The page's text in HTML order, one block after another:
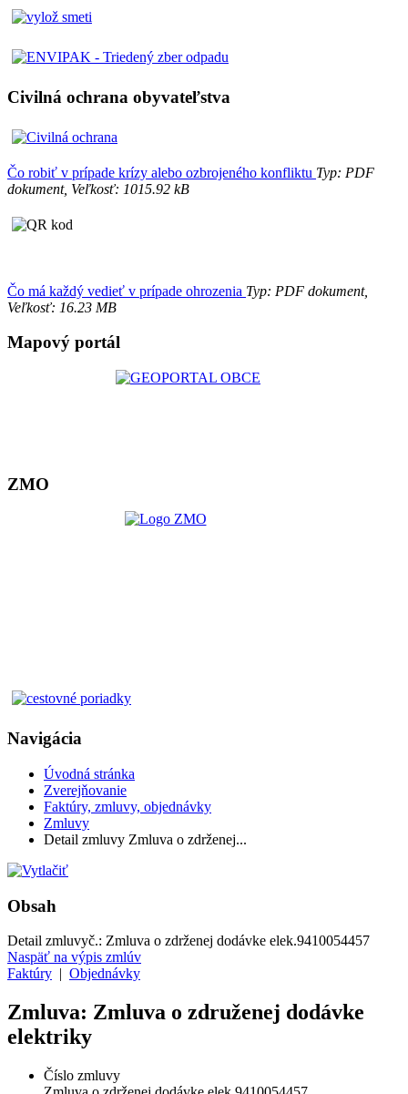
Civilná ochrana obyvateľstva
Čo robiť v prípade krízy alebo ozbrojeného konfliktu Typ: PDF
dokument, Veľkosť: 1015.92 kB
Čo má každý vedieť v prípade ohrozenia Typ: PDF dokument,
Veľkosť: 16.23 MB
Mapový portál
ZMO
Navigácia
Úvodná stránka
Zverejňovanie
Faktúry, zmluvy, objednávky
Zmluvy
Detail zmluvy Zmluva o zdrženej...
Obsah
Detail zmluvyč.: Zmluva o zdrženej dodávke elek.9410054457
Naspäť na výpis zmlúv
Faktúry | Objednávky
Zmluva: Zmluva o združenej dodávke
elektriky
Číslo zmluvy